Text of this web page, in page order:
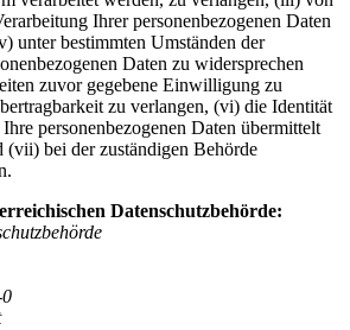
Ihrer personenbezogenen Daten
unter bestimmten Umständen der
Daten zu widersprechen
zuvor gegebene Einwilligung zu
zu verlangen, (vi) die Identität
personenbezogenen Daten übermittelt
(vii) bei der zuständigen Behörde
Datenschutzbehörde: